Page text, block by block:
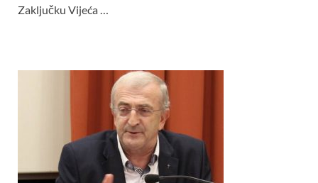
Zaključku Vijeća …